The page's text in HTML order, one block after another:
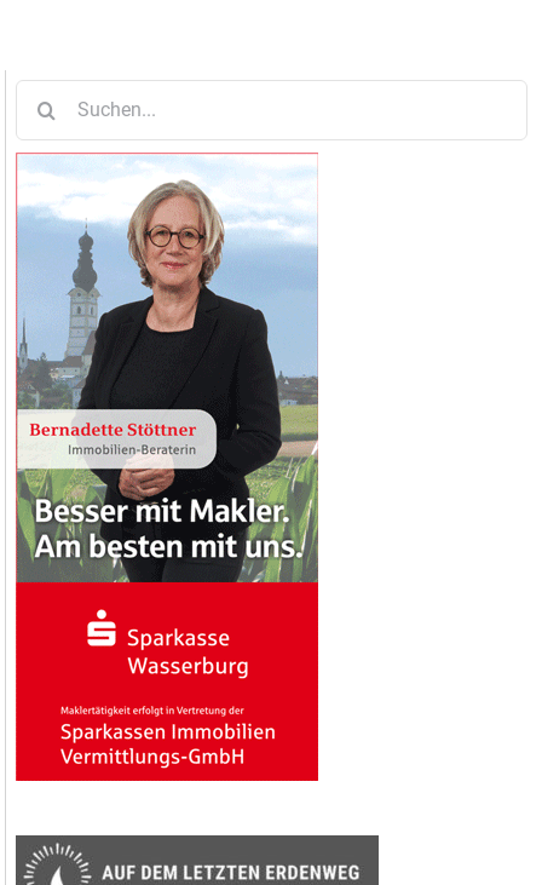
nach: